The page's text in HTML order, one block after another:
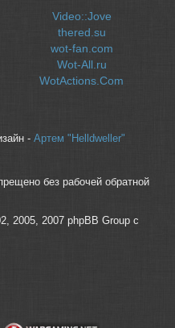
Video::Jove
thered.su
wot-fan.com
Wot-All.ru
WotActions.Com
- Артем "Helldweller"
без рабочей обратной
2005, 2007 phpBB Group с